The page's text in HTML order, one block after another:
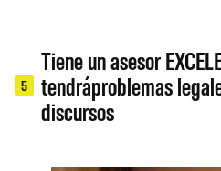
5
Tiene un asesor
tendráproblemas
discursos